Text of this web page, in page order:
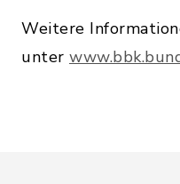
Weitere
unter